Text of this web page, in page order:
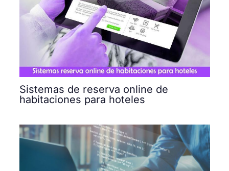
Sistemas de reserva online de
habitaciones para hoteles